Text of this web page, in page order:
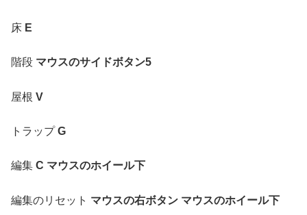
床 E
階段 マウスのサイドボタン5
屋根 V
トラップG
編集 C マウスのホイール下
編集のリセット マウスの右ボタン マウスのホイール下